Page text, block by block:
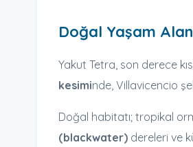
Doğal Yaşam
Yakut Tetra, son derece
kesiminde, Villavicencio
Doğal habitatı; tropikal
(blackwater) dereleri ve